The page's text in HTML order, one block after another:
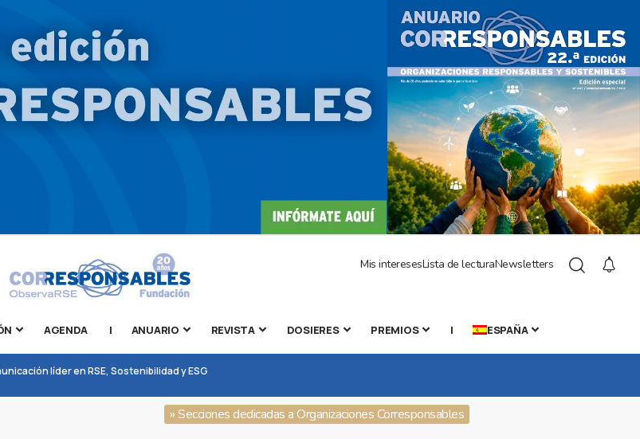
Mis interesesLista de lecturaNewsletters
AGENDA | ANUARIO REVISTA DOSIERES PREMIOS | ESPAÑA
líder en RSE, Sostenibilidad y ESG
» Secciones dedicadas a Organizaciones Corresponsables